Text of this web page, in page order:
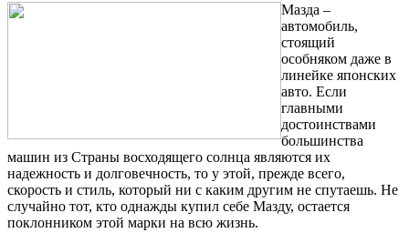
Мазда –
автомобиль,
стоящий
особняком даже в
линейке японских
авто. Если
главными
достоинствами
большинства
машин из Страны восходящего солнца являются их
надежность и долговечность, то у этой, прежде всего,
скорость и стиль, который ни с каким другим не спутаешь. Не
случайно тот, кто однажды купил себе Мазду, остается
поклонником этой марки на всю жизнь.